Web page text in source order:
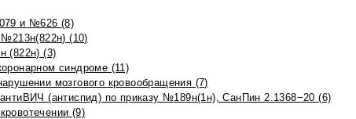
и №626 (8)
№213н(822н) (10)
(822н) (3)
синдроме (11)
мозгового кровообращения (7)
(антиспид) по приказу №189н(1н), СанПин 2.1368−20 (6)
(9)